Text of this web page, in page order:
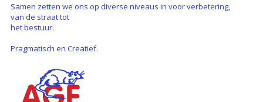
Samen zetten we ons op diverse niveaus in voor verbetering,
van de straat tot
het bestuur.
Pragmatisch en Creatief.